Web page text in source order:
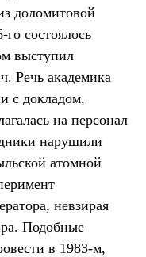
доломитовой
состоялось
выступил
Речь академика
с докладом,
на персонал
нарушили
атомной
невзирая
Подобные
в 1983-м,